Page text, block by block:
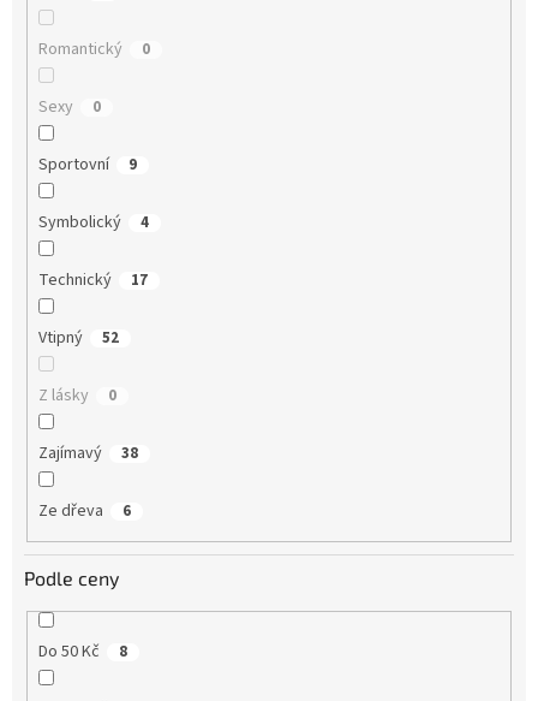
Romantický 0
Sexy 0
Sportovní 9
Symbolický 4
Technický 17
Vtipný 52
Z lásky 0
Zajímavý 38
Ze dřeva 6
Podle ceny
Do 50 Kč 8